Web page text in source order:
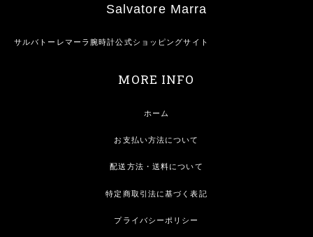
Salvatore Marra
サルバトーレマーラ腕時計公式ショッピングサイト
MORE INFO
ホーム
お支払い方法について
配送方法・送料について
特定商取引法に基づく表記
プライバシーポリシー